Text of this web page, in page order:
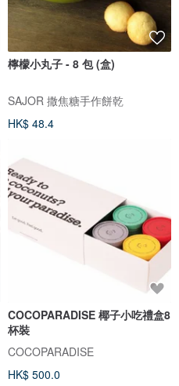
檸檬小丸子 - 8 包 (盒)
SAJOR 撒焦糖手作餅乾
HK$ 48.4
COCOPARADISE 椰子小吃禮盒8
杯裝
COCOPARADISE
HK$ 500.0